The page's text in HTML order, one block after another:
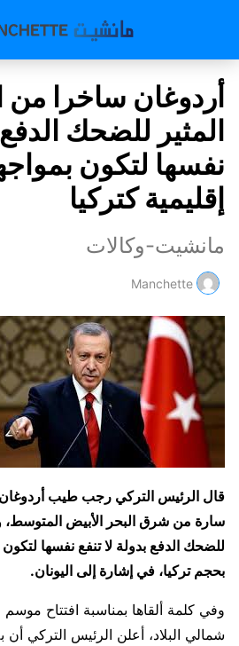
أردوغان ساخرا من
المثير للضحك الدفع
نفسها لتكون
إقليمية كتركيا
مانشيت-وكالات
Manchette
قال الرئيس التركي رجب طيب أردوغان
سارة من شرق البحر الأبيض المتوسط،
للضحك الدفع بدولة لا تنفع نفسها
بحجم تركيا، في إشارة إلى اليونان.
وفي كلمة ألقاها بمناسبة افتتاح
شمالي البلاد، أعلن الرئيس التركي أن